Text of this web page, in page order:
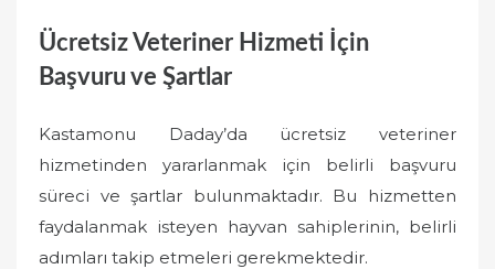
Ücretsiz Veteriner Hizmeti İçin
Başvuru ve Şartlar
Kastamonu Daday’da ücretsiz veteriner
hizmetinden yararlanmak için belirli başvuru
süreci ve şartlar bulunmaktadır. Bu hizmetten
faydalanmak isteyen hayvan sahiplerinin, belirli
adımları takip etmeleri gerekmektedir.